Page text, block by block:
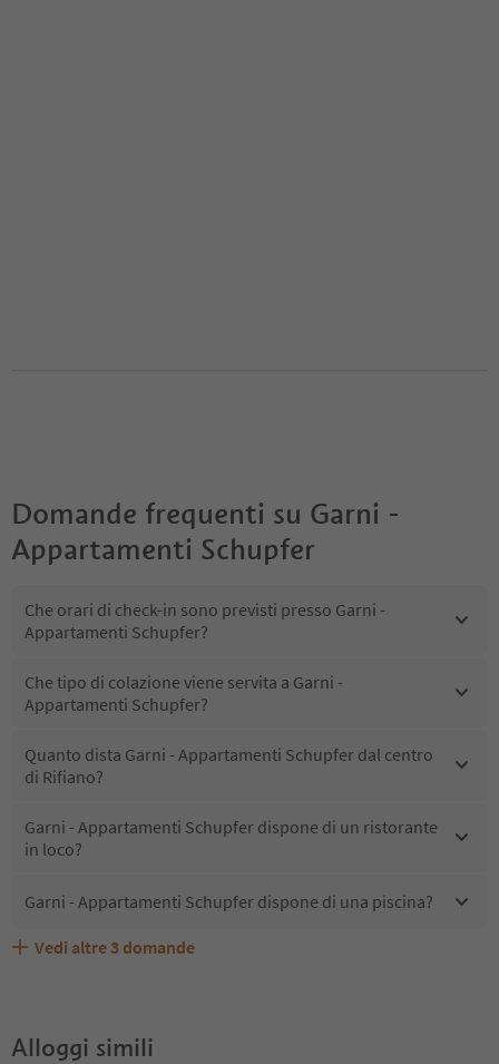
Domande frequenti su Garni -
Appartamenti Schupfer
Che orari di check-in sono previsti presso Garni -
Appartamenti Schupfer?
Che tipo di colazione viene servita a Garni -
Appartamenti Schupfer?
Quanto dista Garni - Appartamenti Schupfer dal centro
di Rifiano?
Garni - Appartamenti Schupfer dispone di un ristorante
in loco?
Garni - Appartamenti Schupfer dispone di una piscina?
Garni - Appartamenti Schupfer accetta animali
Quali servizi/attività sono disponibili presso Garni -
Gli ospiti di Garni - Appartamenti Schupfer ricevono
Vedi altre 3 domande
Alloggi simili